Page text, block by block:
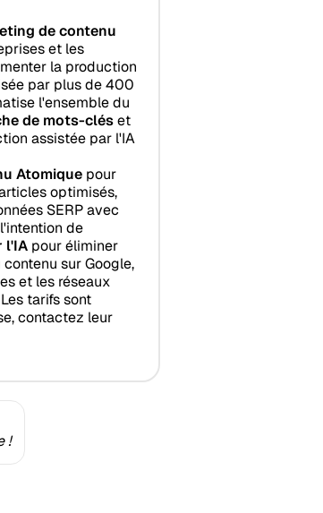
de contenu
et les
la production
par plus de 400
l'ensemble du
de mots-cléset
assistée par l'IA
Atomique pour
optimisés,
SERP avec
de
l'IA pour éliminer
sur Google,
et les réseaux
tarifs sont
contactez leur
!